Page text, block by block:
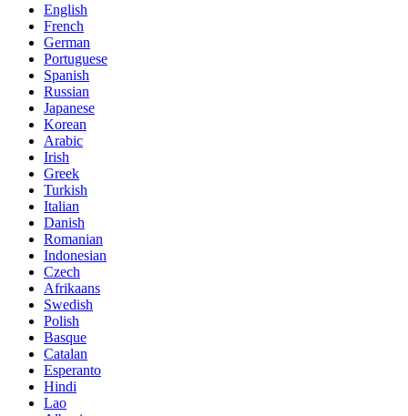
English
French
German
Portuguese
Spanish
Russian
Japanese
Korean
Arabic
Irish
Greek
Turkish
Italian
Danish
Romanian
Indonesian
Czech
Afrikaans
Swedish
Polish
Basque
Catalan
Esperanto
Hindi
Lao